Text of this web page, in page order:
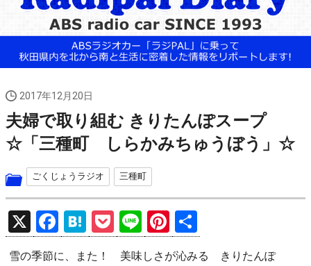
2017年12月20日
夫婦で取り組む きりたんぽスープ
☆「三種町 しらかみちゅうぼう」☆
ごくじょうラジオ 三種町
X
F
a
H
at
P
o
Li
n
Pi
nt 有
雪の季節に、また！ 美味しさが沁みる きりたんぽ